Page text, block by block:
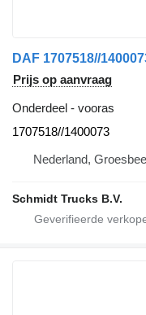
Prijs op aanvraag
Onderdeel - vooras
1707518//1400073
Nederland,
Schmidt Trucks B.V.